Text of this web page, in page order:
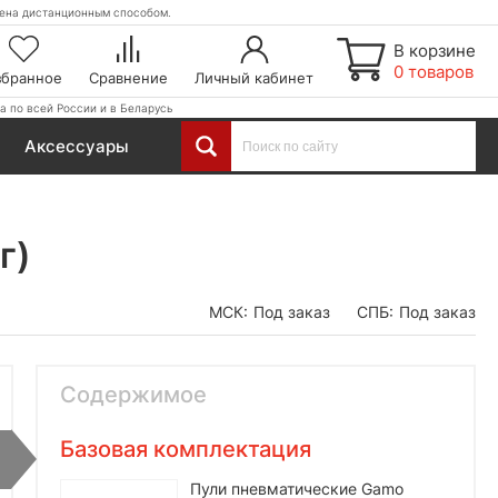
дистанционным способом.
Сравнение Личный кабинет
В корзине
0 товаров
по всей России и в Беларусь
Аксессуары
МСК: Под заказ СПБ: Под заказ
Содержимое
Базовая комплектация
Пули пневматические Gamo